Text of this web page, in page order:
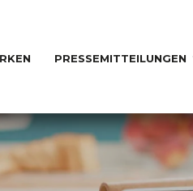
PRESSEMITTEILUNGEN